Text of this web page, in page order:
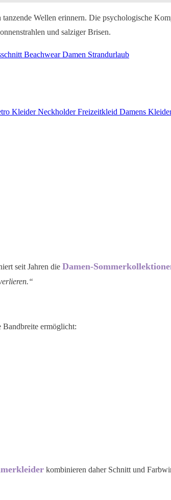
Wellen erinnern. Die psychologische
und salziger Brisen.
seit Jahren die Damen-
Bandbreite ermöglicht:
kombinieren daher Schnitt und